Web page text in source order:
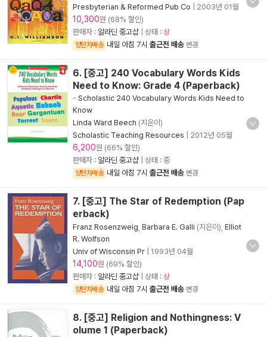
Presbyterian & Reformed Pub Co
2003년 01월
10,300원 (68% 할인)
판매자 : 알라딘 중고샵 | 상태 : 상
양탄자배송 내일 아침 7시 출근전 배송 변경
6. [중고] 240 Vocabulary Words Kids
Need to Know: Grade 4 (Paperback)
- Scholastic 240 Vocabulary Words Kids Need to
Know
Linda Ward Beech (지은이)
Scholastic Teaching Resources
2012년 05월
6,200원 (66% 할인)
판매자 : 알라딘 중고샵 | 상태 : 중
양탄자배송 내일 아침 7시 출근전 배송 변경
7. [중고] The Star of Redemption (Pap
erback)
Franz Rosenzweig Barbara E. Galli (지은이), Elliot
R. Wolfson
Univ of Wisconsin Pr
1993년 04월
14,100원 (69% 할인)
판매자 : 알라딘 중고샵 | 상태 : 상
양탄자배송 내일 아침 7시 출근전 배송 변경
8. [중고] Religion and Nothingness: V
olume 1 (Paperback)